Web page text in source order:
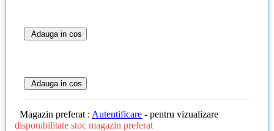
Adauga in cos
Adauga in cos
Magazin preferat : Autentificare - pentru vizualizare
disponibilitate stoc magazin preferat